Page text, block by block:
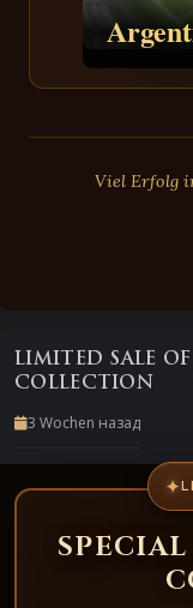
Viel Erfolg
LIMITED SALE
COLLECTION
3 Wochen назад
✦